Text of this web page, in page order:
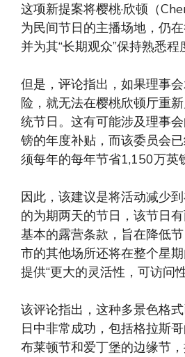
这项新提案将樱桃·欣顿（
为民间节日的主播场地，仍在
并为其“长期观众”保持熟悉程
但是，评论指出，如果理事
险，就无法在樱桃欣顿厅重
统节日。这有可能涉及理事
镑的年度补贴，而该委员会
须每年的每年节省1,150万英
因此，该建议是将活动减少
的为期两天的节日，该节日
基本的露营条款，旨在降低
市的其他场所还将在整个星
提供“更大的灵活性，可访问性
该评论指出，这种多景色格
日中非常成功，包括格拉斯
布莱顿节和爱丁堡的边缘节